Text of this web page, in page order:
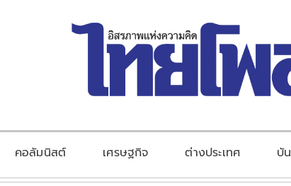
คอลัมนิสต์ เศรษฐกิจ ต่างประเทศ บั